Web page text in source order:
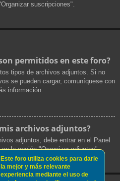
suscripciones".
permitidos en este foro?
tipos de archivos adjuntos. Si no
se pueden cargar, comuníquese con
información.
archivos adjuntos?
adjuntos, debe entrar en el Panel
la opción "Organizar adjuntos".
Este foro utiliza cookies para darle
la mejor y más relevante
experiencia mediante el uso de